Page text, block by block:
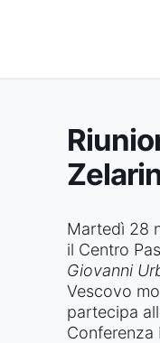
Martedì 28
il Centro
Giovanni
Vescovo
partecipa
Conferenza